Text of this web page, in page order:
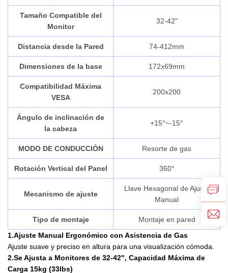
Tamaño Compatible del
Monitor
32-42"
Distancia desde la Pared 74-412mm
Dimensiones de la base 172x69mm
Compatibilidad Máxima
VESA
200x200
Ángulo de inclinación de
la cabeza
+15°~-15°
MODO DE CONDUCCIÓN Resorte de gas
Rotación Vertical del Panel 360°
Mecanismo de ajuste
Llave Hexagonal de Ajuste
Manual
Tipo de montaje
Montaje en pared
1.Ajuste Manual Ergonómico con Asistencia de Gas
Ajuste suave y preciso en altura para una visualización cómoda.
2.Se Ajusta a Monitores de 32-42", Capacidad Máxima de
Carga 15kg (33lbs)